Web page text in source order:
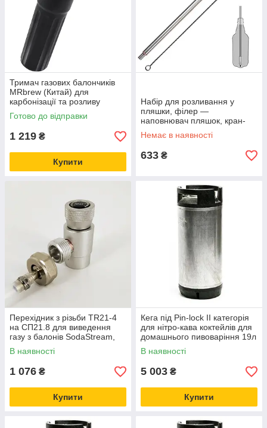
Тримач газових балончиків
MRbrew (Китай) для
карбонізації та розливу
напоїв у домашніх умовах
Готово до відправки
1 219 ₴
Купити
Набір для розливання у
пляшки, філер —
наповнювач пляшок, кран-
палиця для розливання пива,
квасу, вина
Немає в наявності
633 ₴
Перехідник з різьби TR21-4
на СП21.8 для виведення
газу з балонів SodaStream,
карбонізація напоїв удома
В наявності
1 076 ₴
Купити
Кега під Pin-lock II категорія
для нітро-кава коктейлів для
домашнього пивоваріння 19л
Cornelius Корнеліус Б/У
В наявності
5 003 ₴
Купити